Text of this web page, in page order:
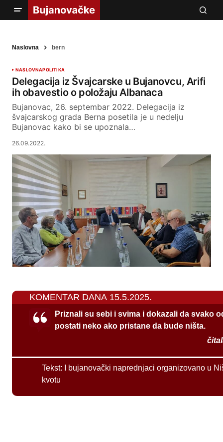
Naslovna bern
NASLOVNAPOLITIKA
Delegacija iz Švajcarske u Bujanovcu, Arifi
ih obavestio o položaju Albanaca
Bujanovac, 26. septembar 2022. Delegacija iz
švajcarskog grada Berna posetila je u nedelju
Bujanovac kako bi se upoznala…
26.09.2022.
KOMENTAR DANA 15.5.2025.
Priznali su sebi i svima i dokazali da svako
postati neko ako pristane da bude ništa.
Tekst:
I bujanovački naprednjaci organizovano u
kvotu